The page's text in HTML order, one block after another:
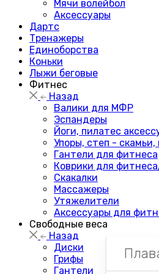
Мячи волейбол
Аксессуары
Дартс
Тренажеры
Единоборства
Коньки
Лыжи беговые
Фитнес
Назад
Валики для МФР
Эспандеры
Йоги, пилатес
Упоры, степ -
Гантели для фитнеса
Коврики для
Скакалки
Массажеры
Утяжелители
Аксессуары для
Свободные веса
Назад
Диски
Грифы
Гантели